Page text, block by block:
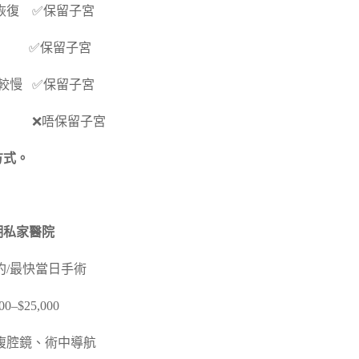
復 ✅保留子宮
✅保留子宮
✅保留子宮
❌唔保留子宮
。
家醫院
當日手術
術中導航